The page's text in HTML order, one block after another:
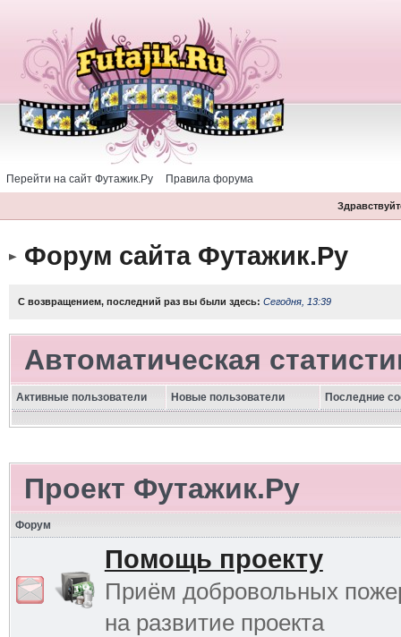
Перейти на сайт Футажик.Ру Правила форума
Форум сайта Футажик.Ру
С возвращением, последний раз вы были здесь: Сегодня, 13:39
Автоматическая
Активные пользователи Новые пользователи Последние
Проект Футажик.Ру
Форум
Помощь проекту
Приём добровольных
на развитие проекта